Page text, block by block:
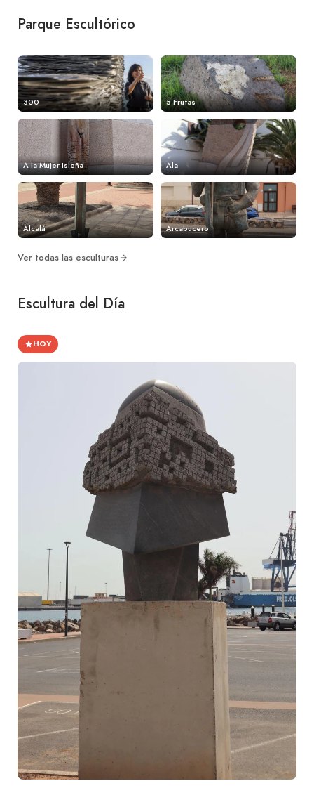
Parque Escultórico
300 5 Frutas
A la Mujer Isleña Ala
Alcalá Arcabucero
Ver todas las esculturas
Escultura del Día
HOY